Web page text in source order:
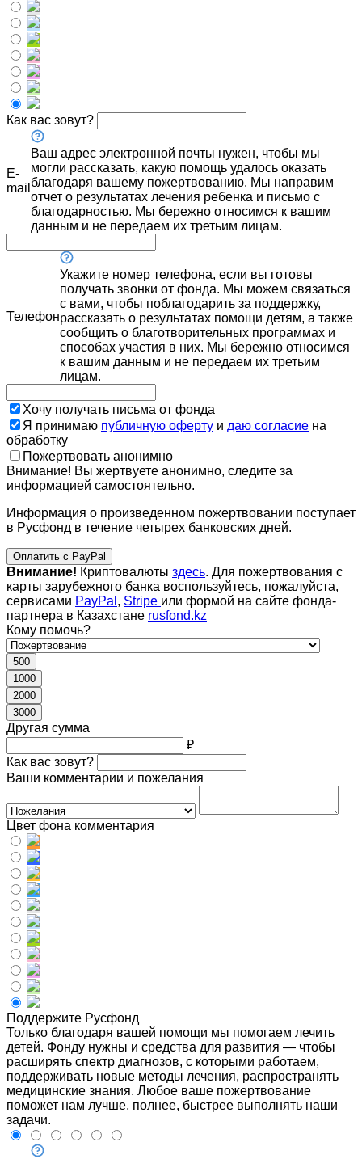
Как вас зовут?
E-
mail
Ваш адрес электронной почты нужен, чтобы мы
могли рассказать, какую помощь удалось оказать
благодаря вашему пожертвованию. Мы направим
отчет о результатах лечения ребенка и письмо с
благодарностью. Мы бережно относимся к вашим
данным и не передаем их третьим лицам.
Телефон
Укажите номер телефона, если вы готовы
получать звонки от фонда. Мы можем связаться
с вами, чтобы поблагодарить за поддержку,
рассказать о результатах помощи детям, а также
сообщить о благотворительных программах и
способах участия в них. Мы бережно относимся
к вашим данным и не передаем их третьим
лицам.
Хочу получать письма от фонда
Я принимаю публичную оферту и даю согласие на
обработку
Пожертвовать анонимно
Внимание! Вы жертвуете анонимно, следите за
информацией самостоятельно.
Информация о произведенном пожертвовании поступает
в Русфонд в течение четырех банковских дней.
Оплатить с PayPal
Внимание! Криптовалюты здесь. Для пожертвования с
карты зарубежного банка воспользуйтесь, пожалуйста,
сервисами PayPal , Stripe или формой на сайте фонда-
партнера в Казахстане rusfond.kz
Кому помочь?
500
1000
2000
3000
Другая сумма
₽
Как вас зовут?
Ваши комментарии и пожелания
Цвет фона комментария
Поддержите Русфонд
Только благодаря вашей помощи мы помогаем лечить
детей. Фонду нужны и средства для развития — чтобы
расширять спектр диагнозов, с которыми работаем,
поддерживать новые методы лечения, распространять
медицинские знания. Любое ваше пожертвование
поможет нам лучше, полнее, быстрее выполнять наши
задачи.